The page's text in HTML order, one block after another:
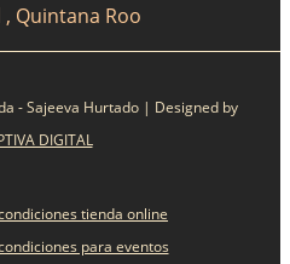
Quintana Roo
- Sajeeva Hurtado | Designed by
DIGITAL
tienda online
para eventos